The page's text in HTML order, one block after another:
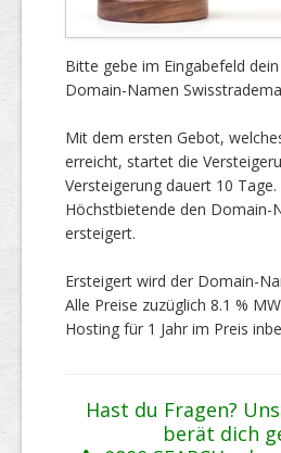
Bitte gebe im Eingabefeld
Domain-Namen
Mit dem ersten Gebot,
erreicht, startet die
Versteigerung dauert 10
Höchstbietende den Domain-
ersteigert.
Ersteigert wird der Domain-
Alle Preise zuzüglich 8.1 %
Hosting für 1 Jahr im Preis
Hast du Fragen?
berät dich